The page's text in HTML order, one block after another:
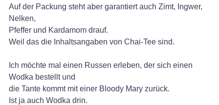
Auf der Packung steht aber garantiert auch Zimt, Ingwer,
Nelken,
Pfeffer und Kardamom drauf.
Weil das die Inhaltsangaben von Chai-Tee sind.
Ich möchte mal einen Russen erleben, der sich einen
Wodka bestellt und
die Tante kommt mit einer Bloody Mary zurück.
Ist ja auch Wodka drin.